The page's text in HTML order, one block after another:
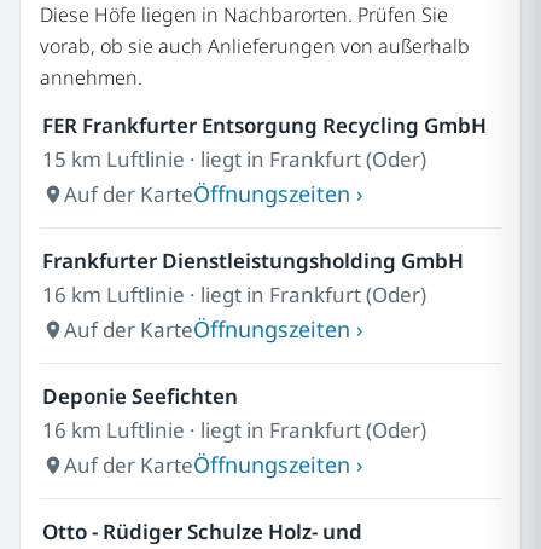
Diese Höfe liegen in Nachbarorten. Prüfen Sie
vorab, ob sie auch Anlieferungen von außerhalb
annehmen.
FER Frankfurter Entsorgung Recycling GmbH
15 km Luftlinie · liegt in Frankfurt (Oder)
Auf der KarteÖffnungszeiten ›
Frankfurter Dienstleistungsholding GmbH
16 km Luftlinie · liegt in Frankfurt (Oder)
Auf der KarteÖffnungszeiten ›
Deponie Seefichten
16 km Luftlinie · liegt in Frankfurt (Oder)
Auf der KarteÖffnungszeiten ›
Otto - Rüdiger Schulze Holz- und